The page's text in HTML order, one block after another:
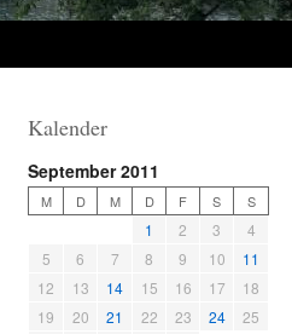
Kalender
September 2011
M D M D F S S
1 2 3
4
5
6 7 8 9 10
11
12
13 14 15 16 17
18
19
20 21 22 23 24
25